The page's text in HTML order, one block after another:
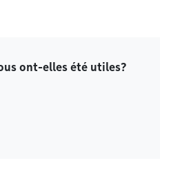
ont-elles été utiles?